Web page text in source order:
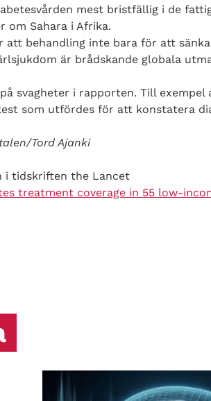
mest bristfällig i de
om Sahara i Afrika.
att behandling inte bara för att
är brådskande globala
svagheter i rapporten. Till
som utfördes för att konstatera
Tord Ajanki
i tidskriften the Lancet
treatment coverage in 55 low-